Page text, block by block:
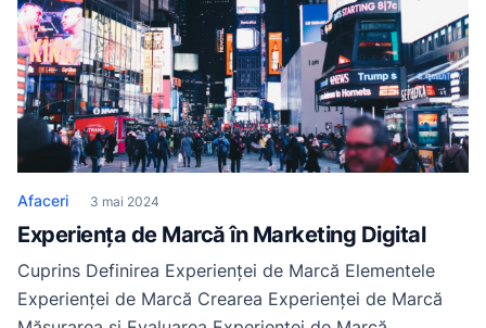
Afaceri 3 mai 2024
Experiența de Marcă în Marketing Digital
Cuprins Definirea Experienței de Marcă Elementele
Experienței de Marcă Crearea Experienței de Marcă